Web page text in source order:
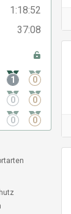
1:18:52
37:08
1 0
0 0
0 0